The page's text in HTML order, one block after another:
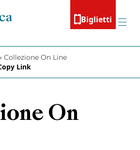
Biglietti
Menu
Collezione On Line
Link
On